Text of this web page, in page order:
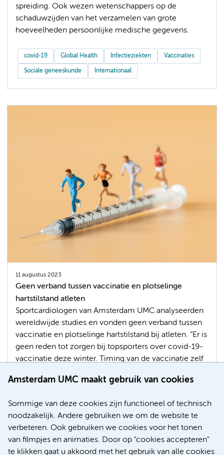
Amsterdam UMC maakt gebruik van cookies
Sommige van deze cookies zijn functioneel of technisch
noodzakelijk. Andere gebruiken we om de website te
verbeteren. Ook gebruiken we cookies voor het tonen
van filmpjes en animaties. Door op "cookies accepteren"
te klikken gaat u akkoord met het gebruik van alle cookies
spreiding. Ook wezen wetenschappers op de
schaduwzijden van het verzamelen van grote
hoeveelheden persoonlijke medische gegevens.
covid-19 Global Health Infectieziekten Vaccinaties
Sociale geneeskunde Internationaal
11 augustus 2023
Geen verband tussen vaccinatie en plotselinge
hartstilstand atleten
Sportcardiologen van Amsterdam UMC analyseerden
wereldwijde studies en vonden geen verband tussen
vaccinatie en plotselinge hartstilstand bij atleten. “Er is
geen reden tot zorgen bij topsporters over covid-19-
vaccinatie deze winter. Timing van de vaccinatie zelf
er onder kunnen lijden”, aldus Harald Jørstad,
covid-19 Vaccinaties
Maatschappelijke impact